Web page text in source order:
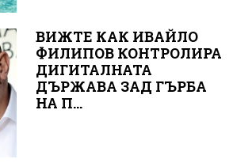
ВИЖТЕ КАК ИВАЙЛО
ФИЛИПОВ КОНТРОЛИРА
ДИГИТАЛНАТА
ДЪРЖАВА ЗАД ГЪРБА
НА П...